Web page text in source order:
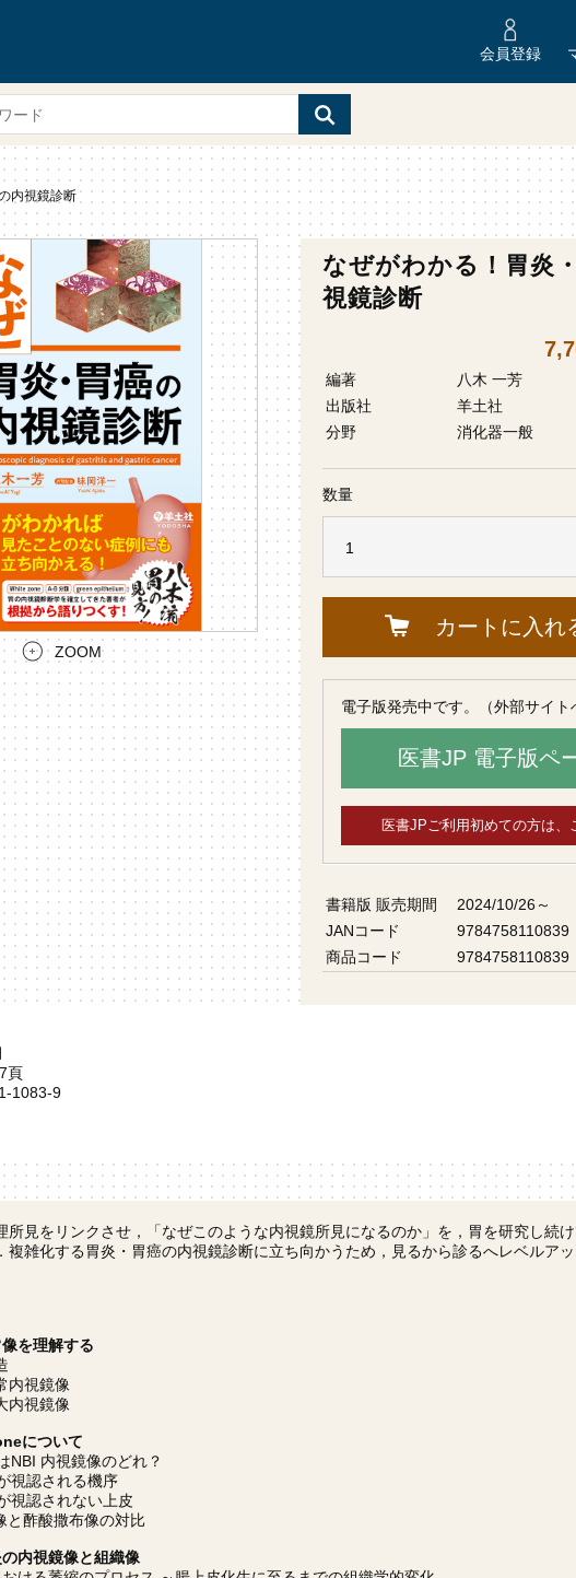
会員登録
内視鏡診断
ZOOM
なぜがわかる！胃炎
視鏡診断
編著
八木 一芳
出版社
羊土社
分野
消化器一般
数量
カートに入れ
電子版発売中です。（外部サイト
医書JP 電子版ペ
医書JPご利用初めての方は、
書籍版 販売期間
2024/10/26～
JANコード
9784758110839
商品コード
9784758110839
頁
1083-9
所見をリンクさせ，「なぜこのような内視鏡所見になるのか」を，胃を研究し続
複雑化する胃炎・胃癌の内視鏡診断に立ち向かうため，見るから診るへレベルアッ
を理解する
視鏡像
視鏡像
について
内視鏡像のどれ？
認される機序
認されない上皮
酢酸撒布像の対比
内視鏡像と組織像